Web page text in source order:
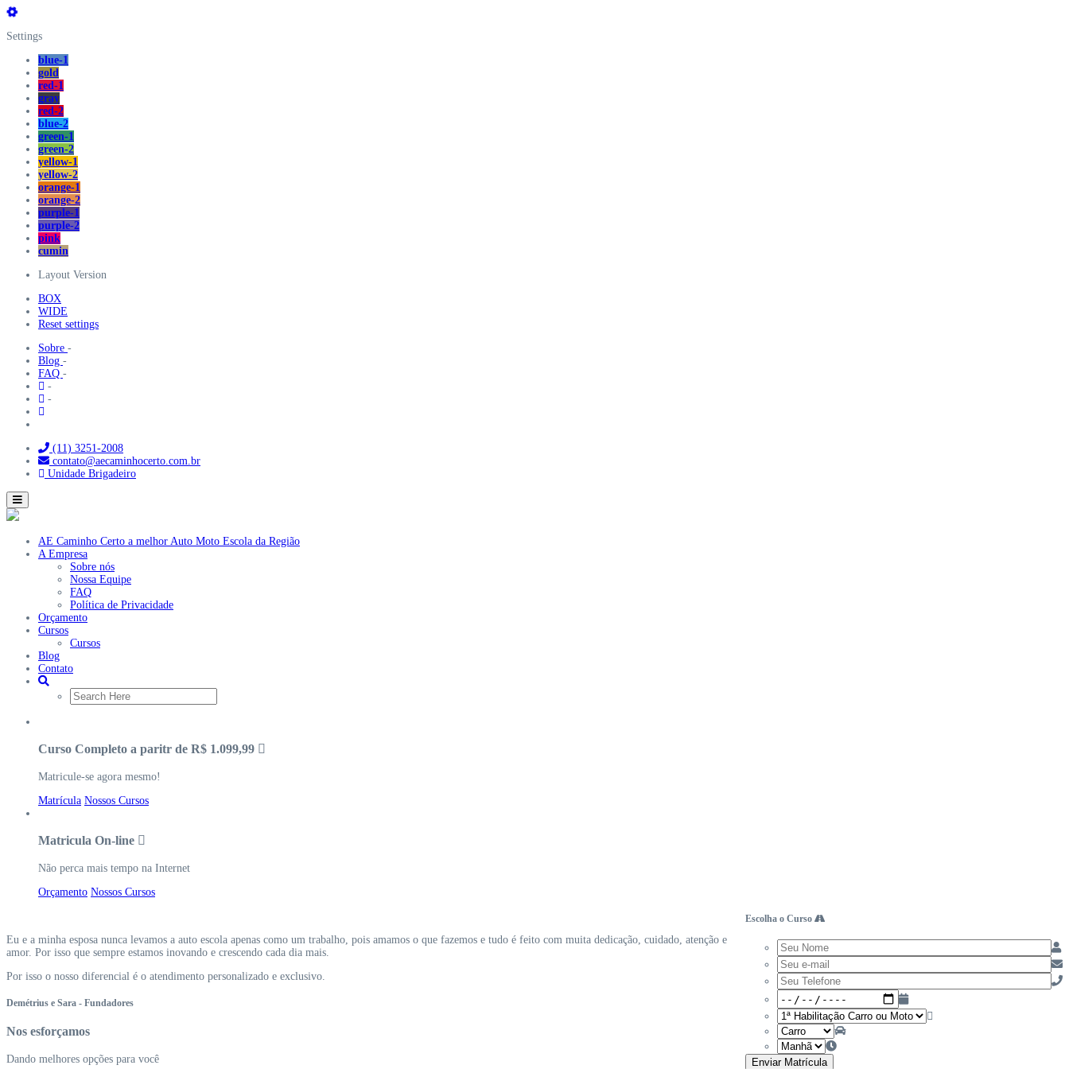
Settings
blue-1
gold
red-1
gray
red-2
blue-2
green-1
green-2
yellow-1
yellow-2
orange-1
orange-2
purple-1
purple-2
pink
cumin
Layout Version
BOX
WIDE
Reset settings
Sobre -
Blog -
FAQ -
-
-
(11) 3251-2008
contato@aecaminhocerto.com.br
Unidade Brigadeiro
Toggle
navigation
AE Caminho Certo a melhor Auto Moto Escola da Região
A Empresa
Sobre nós
Nossa Equipe
FAQ
Política de Privacidade
Orçamento
Cursos
Cursos
Blog
Contato
Curso Completo a paritr de R$ 1.099,99
Matricule-se agora mesmo!
Matrícula Nossos Cursos
Matricula On-line
Não perca mais tempo na Internet
Orçamento Nossos Cursos
Escolha o Curso
Eu e a minha esposa nunca levamos a auto escola apenas como um trabalho, pois amamos o que fazemos e tudo é feito com muita dedicação, cuidado, atenção e
amor. Por isso que sempre estamos inovando e crescendo cada dia mais.
Por isso o nosso diferencial é o atendimento personalizado e exclusivo.
Demétrius e Sara - Fundadores
Nos esforçamos
Dando melhores opções para você